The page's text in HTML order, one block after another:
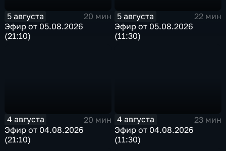
5 августа
20 мин
Эфир от 05.08.2026
(21:10)
5 августа
22 мин
Эфир от 05.08.2026
(11:30)
4 августа
20 мин
Эфир от 04.08.2026
(21:10)
4 августа
23 мин
Эфир от 04.08.2026
(11:30)